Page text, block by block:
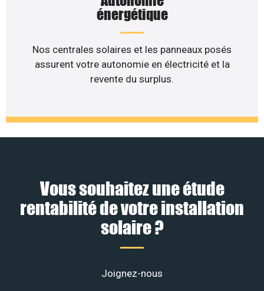
énergétique
Nos centrales solaires et les panneaux posés
assurent votre autonomie en électricité et la
revente du surplus.
Vous souhaitez une étude
rentabilité de votre installation
solaire ?
Joignez-nous